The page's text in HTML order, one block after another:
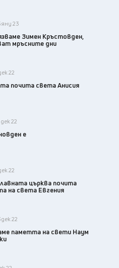
яну 23
Зимен Кръстовден,
мръсните дни
22
почита света Анисия
22
е
22
църква почита
на света Евгения
22
паметта на свети Наум